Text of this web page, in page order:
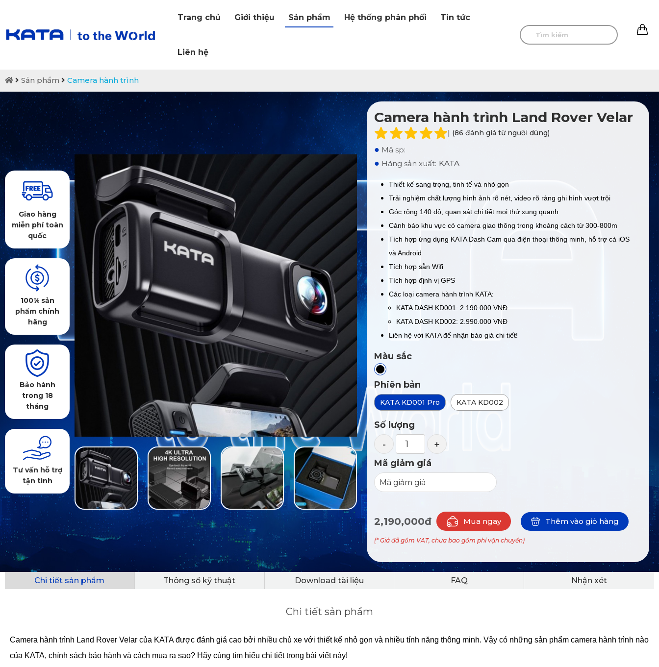
Trang chủ Giới thiệu Sản phẩm Hệ thống phân phối Tin tức
Liên hệ
Sản phẩm Camera hành trình
Giao hàng
miễn phí toàn
quốc
100% sản
phẩm chính
hãng
Bảo hành
trong 18
tháng
Tư vấn hỗ trợ
tận tình
Camera hành trình Land Rover Velar
| (86 đánh giá từ người dùng)
● Mã sp:
● Hãng sản xuất: KATA
Thiết kế sang trọng, tinh tế và nhỏ gọn
Trải nghiệm chất lượng hình ảnh rõ nét, video rõ ràng ghi hình vượt trội
Góc rộng 140 độ, quan sát chi tiết mọi thứ xung quanh
Cảnh báo khu vực có camera giao thông trong khoảng cách từ 300-800m
Tích hợp ứng dụng KATA Dash Cam qua điện thoại thông minh, hỗ trợ cả iOS
và Android
Tích hợp sẵn Wifi
Tích hợp định vị GPS
Các loại camera hành trình KATA:
KATA DASH KD001: 2.190.000 VNĐ
KATA DASH KD002: 2.990.000 VNĐ
Liên hệ với KATA để nhận báo giá chi tiết!
Màu sắc
Phiên bản
KATA KD001 Pro KATA KD002
Số lượng
- +
Mã giảm giá
2,190,000đ Mua ngay Thêm vào giỏ hàng
(* Giá đã gồm VAT, chưa bao gồm phí vận chuyển)
Chi tiết sản phẩm Thông số kỹ thuật Download tài liệu FAQ Nhận xét
Chi tiết sản phẩm
Camera hành trình Land Rover Velar của KATA được đánh giá cao bởi nhiều chủ xe với thiết kế nhỏ gọn và nhiều tính năng thông minh. Vậy có những sản phẩm camera hành trình nào
của KATA, chính sách bảo hành và cách mua ra sao? Hãy cùng tìm hiểu chi tiết trong bài viết này!